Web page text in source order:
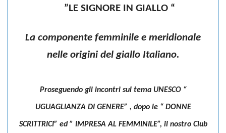
”LE SIGNORE IN GIALLO “
La componente femminile e meridionale
nelle origini del giallo Italiano.
Proseguendo gli incontri sul tema UNESCO “
UGUAGLIANZA DI GENERE” , dopo le “ DONNE
SCRITTRICI” ed ” IMPRESA AL FEMMINILE”, il nostro Club